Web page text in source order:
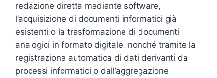
redazione diretta mediante software,
l’acquisizione di documenti informatici già
esistenti o la trasformazione di documenti
analogici in formato digitale, nonché tramite la
registrazione automatica di dati derivanti da
processi informatici o dall’aggregazione